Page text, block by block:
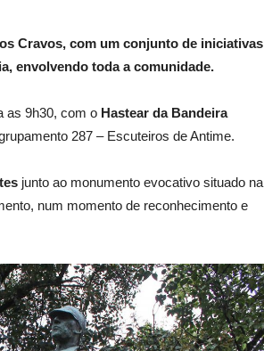
Cravos, com um conjunto de iniciativas
envolvendo toda a comunidade.
as 9h30, com o Hastear da Bandeira
287 – Escuteiros de Antime.
junto ao monumento evocativo situado na
num momento de reconhecimento e